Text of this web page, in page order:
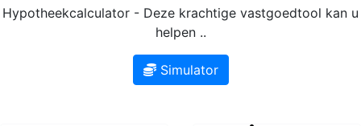
Hypotheekcalculator - Deze krachtige vastgoedtool kan u
helpen ..
Simulator